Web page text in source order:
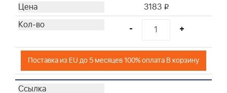
3183 i
- +
Поставка из EU до 5 месяцев 100% оплата В корзину